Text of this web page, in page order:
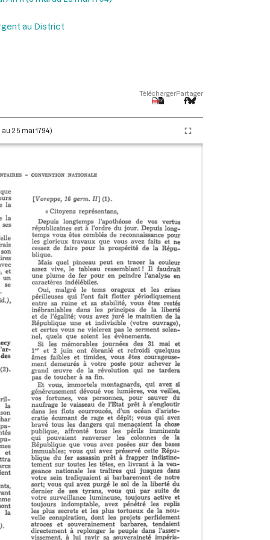
au District
TéléchargerPartager
25 mai 1794)